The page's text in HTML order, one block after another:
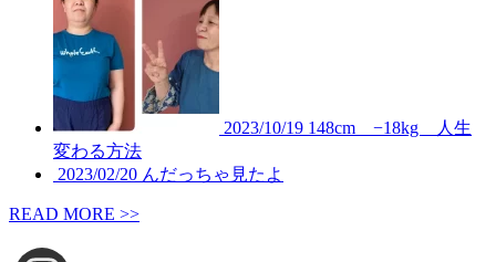
2023/10/19 148cm −18kg 人生
変わる方法
2023/02/20 んだっちゃ見たよ
READ MORE >>